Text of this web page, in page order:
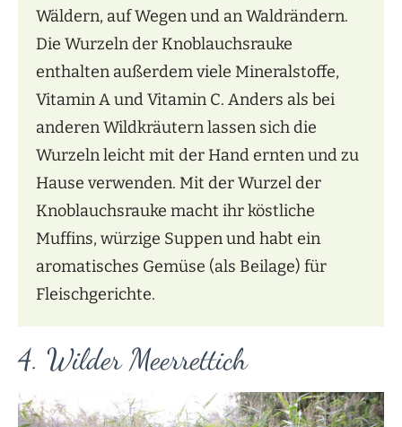
Wäldern, auf Wegen und an Waldrändern.
Die Wurzeln der Knoblauchsrauke
enthalten außerdem viele Mineralstoffe,
Vitamin A und Vitamin C. Anders als bei
anderen Wildkräutern lassen sich die
Wurzeln leicht mit der Hand ernten und zu
Hause verwenden. Mit der Wurzel der
Knoblauchsrauke macht ihr köstliche
Muffins, würzige Suppen und habt ein
aromatisches Gemüse (als Beilage) für
Fleischgerichte.
4. Wilder Meerrettich